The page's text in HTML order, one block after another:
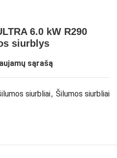
6.0 kW R290
siurblys
sąrašą
siurbliai, Šilumos siurbliai